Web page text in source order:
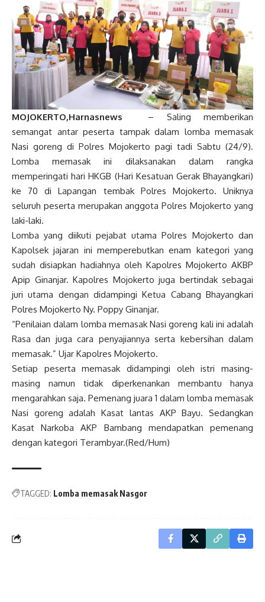
MOJOKERTO,Harnasnews
– Saling memberikan
semangat antar peserta tampak dalam lomba memasak
Nasi goreng di Polres Mojokerto pagi tadi Sabtu (24/9).
Lomba memasak ini dilaksanakan dalam rangka
memperingati hari HKGB (Hari Kesatuan Gerak Bhayangkari)
ke 70 di Lapangan tembak Polres Mojokerto. Uniknya
seluruh peserta merupakan anggota Polres Mojokerto yang
laki-laki.
Lomba yang diikuti pejabat utama Polres Mojokerto dan
Kapolsek jajaran ini memperebutkan enam kategori yang
sudah disiapkan hadiahnya oleh Kapolres Mojokerto AKBP
Apip Ginanjar. Kapolres Mojokerto juga bertindak sebagai
juri utama dengan didampingi Ketua Cabang Bhayangkari
Polres Mojokerto Ny. Poppy Ginanjar.
“Penilaian dalam lomba memasak Nasi goreng kali ini adalah
Rasa dan juga cara penyajiannya serta kebersihan dalam
memasak.” Ujar Kapolres Mojokerto.
Setiap peserta memasak didampingi oleh istri masing-
masing namun tidak diperkenankan membantu hanya
mengarahkan saja. Pemenang juara 1 dalam lomba memasak
Nasi goreng adalah Kasat lantas AKP Bayu. Sedangkan
Kasat Narkoba AKP Bambang mendapatkan pemenang
dengan kategori Terambyar.(Red/Hum)
TAGGED: Lomba memasak Nasgor